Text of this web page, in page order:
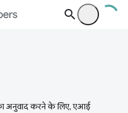
अनुवाद करने के लिए, एआई